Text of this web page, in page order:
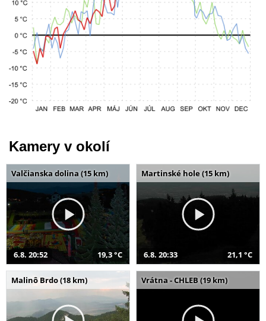
Kamery v okolí
Valčianska dolina (15 km)
6.8. 20:52 19,3 °C
Martinské hole (15 km)
6.8. 20:33 21,1 °C
Malinô Brdo (18 km) Vrátna - CHLEB (19 km)